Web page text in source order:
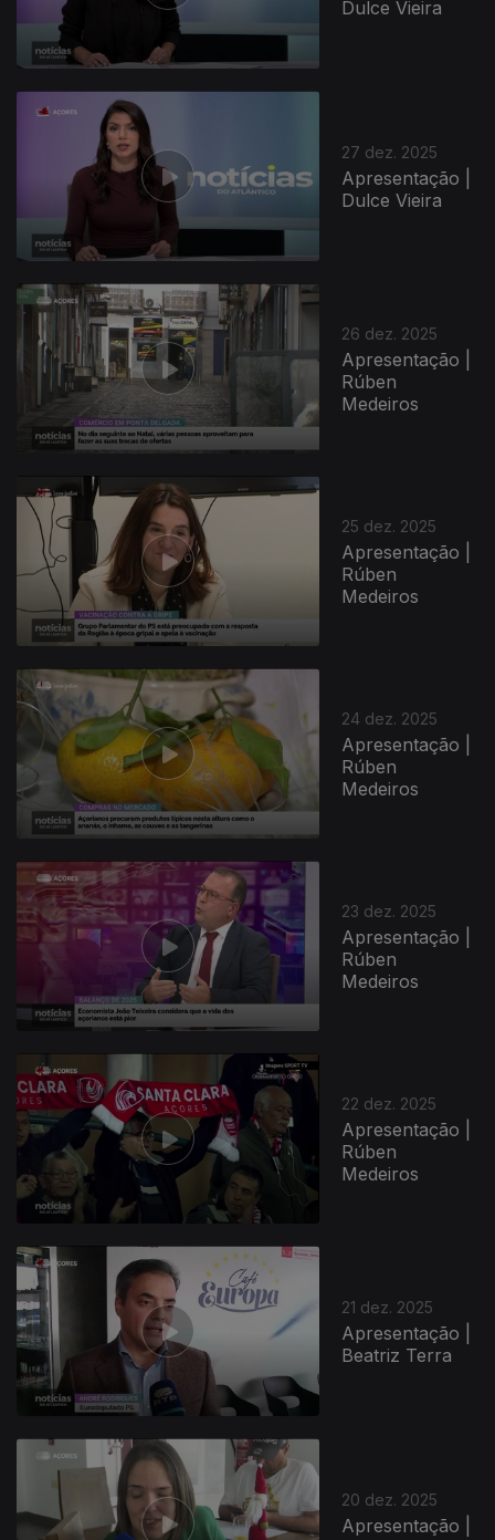
Dulce Vieira
27 dez. 2025
Apresentação |
Dulce Vieira
26 dez. 2025
Apresentação |
Rúben
Medeiros
25 dez. 2025
Apresentação |
Rúben
Medeiros
24 dez. 2025
Apresentação |
Rúben
Medeiros
23 dez. 2025
Apresentação |
Rúben
Medeiros
22 dez. 2025
Apresentação |
Rúben
Medeiros
21 dez. 2025
Apresentação |
Beatriz Terra
20 dez. 2025
Apresentação |
897485